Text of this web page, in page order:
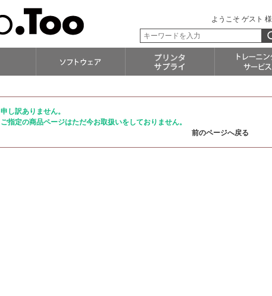
ようこそ ゲスト 様
申し訳ありません。
ご指定の商品ページはただ今お取扱いをしておりません。
前のページへ戻る